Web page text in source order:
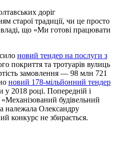
доріг
старої традиції, чи це просто
владі, що «Ми готові працювати
новий тендер на послуги з
покриття та тротуарів вулиць
замовлення — 98 млн 721
новий 178-мільйонний тендер
у 2018 році. Попередній і
будівельний
належала Олександру
конкурс не збирається.